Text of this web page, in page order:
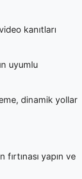
kanıtları
uyumlu
dinamik yollar
fırtınası yapın ve